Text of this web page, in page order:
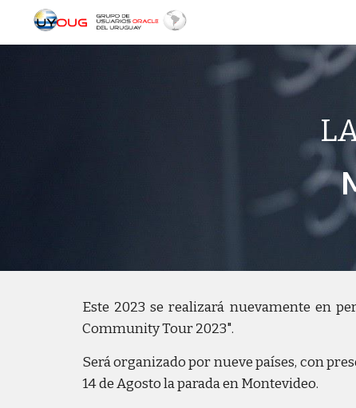
Este 2023 se realizará nuevamente en
Community Tour 2023".
Será organizado por nueve países, con
14 de Agosto la parada en Montevideo.